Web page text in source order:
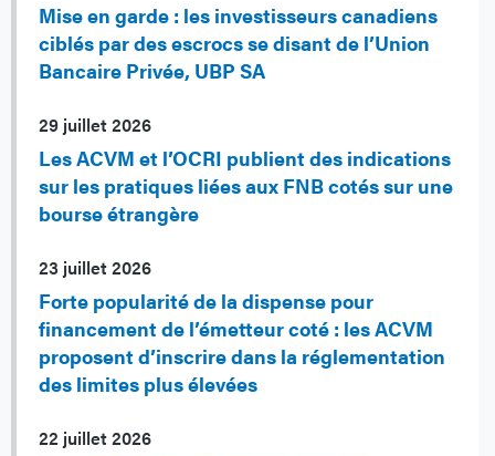
Mise en garde : les investisseurs canadiens
ciblés par des escrocs se disant de l’Union
Bancaire Privée, UBP SA
29 juillet 2026
Les ACVM et l’OCRI publient des indications
sur les pratiques liées aux FNB cotés sur une
bourse étrangère
23 juillet 2026
Forte popularité de la dispense pour
financement de l’émetteur coté : les ACVM
proposent d’inscrire dans la réglementation
des limites plus élevées
22 juillet 2026